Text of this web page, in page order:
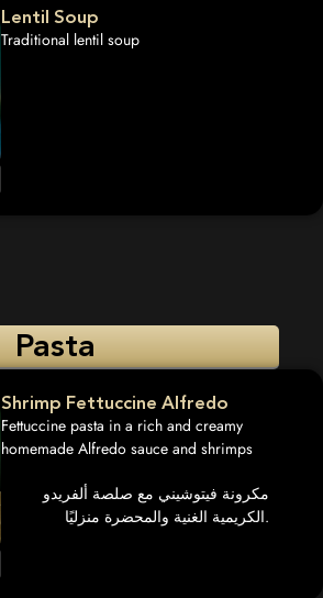
Lentil Soup
Traditional lentil soup
Pasta
Shrimp Fettuccine Alfredo
Fettuccine pasta in a rich and creamy
homemade Alfredo sauce and shrimps
مكرونة فيتوشيني مع صلصة ألفريدو
الكريمية الغنية والمحضرة منزليًا.